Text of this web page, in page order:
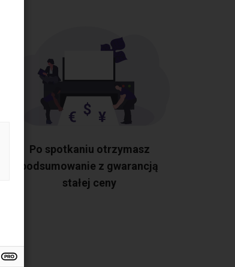
Po spotkaniu otrzymasz
podsumowanie z gwarancją
stałej ceny